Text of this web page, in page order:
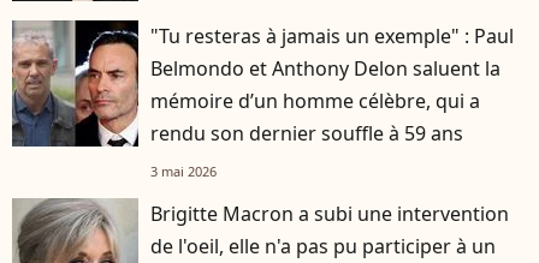
"Tu resteras à jamais un exemple" : Paul
Belmondo et Anthony Delon saluent la
mémoire d’un homme célèbre, qui a
rendu son dernier souffle à 59 ans
3 mai 2026
Brigitte Macron a subi une intervention
de l'oeil, elle n'a pas pu participer à un